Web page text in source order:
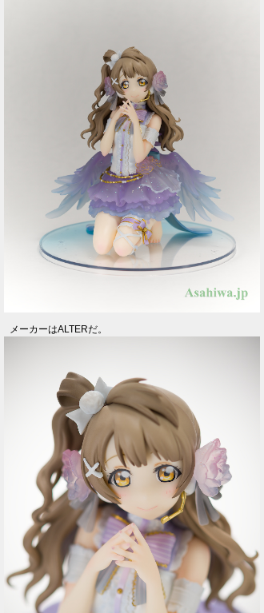
メーカーはALTERだ。